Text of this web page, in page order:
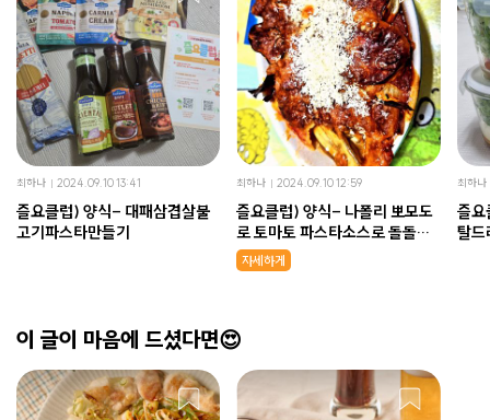
최하나 2024.09.10 13:41
즐요클럽) 양식- 대패삼겹살불
고기파스타만들기
최하나 2024.09.10 12:59
즐요클럽) 양식- 나폴리 뽀모도
로 토마토 파스타소스로 돌돌말
아 가지롤라티니 만들기!!
자세하게
최하나
즐
탈드
이 글이 마음에 드셨다면😍